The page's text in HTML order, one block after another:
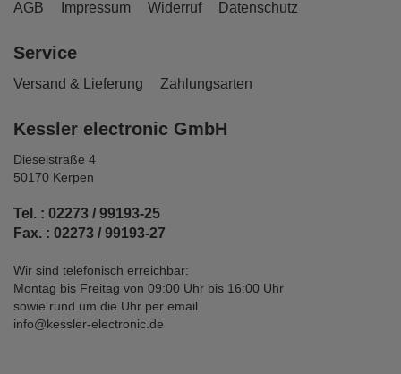
AGB Impressum Widerruf Datenschutz
Service
Versand & Lieferung Zahlungsarten
Kessler electronic GmbH
Dieselstraße 4
50170 Kerpen
Tel. : 02273 / 99193-25
Fax. : 02273 / 99193-27
Wir sind telefonisch erreichbar:
Montag bis Freitag von 09:00 Uhr bis 16:00 Uhr
sowie rund um die Uhr per email
info@kessler-electronic.de